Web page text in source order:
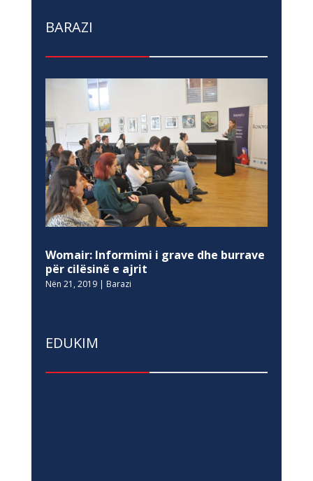
BARAZI
Womair: Informimi i grave dhe burrave
për cilësinë e ajrit
Nën 21, 2019| Barazi
EDUKIM